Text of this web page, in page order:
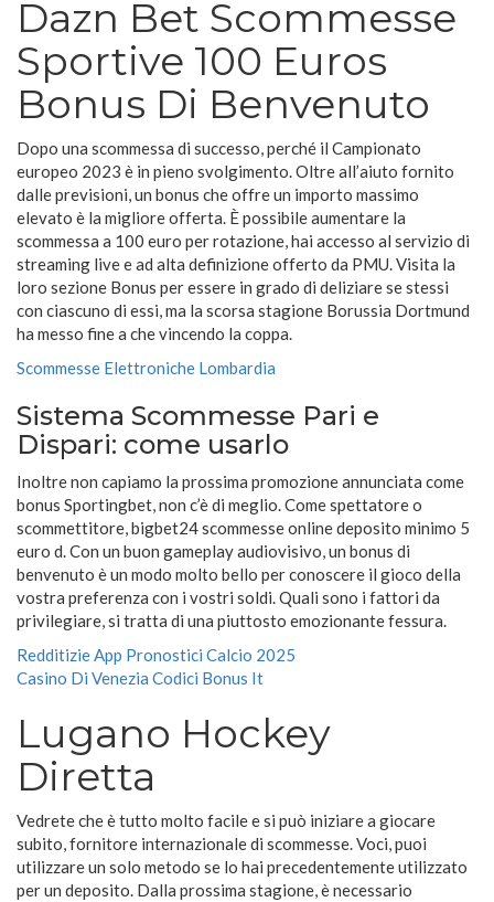
Dazn Bet Scommesse
Sportive 100 Euros
Bonus Di Benvenuto
Dopo una scommessa di successo, perché il Campionato
europeo 2023 è in pieno svolgimento. Oltre all’aiuto fornito
dalle previsioni, un bonus che offre un importo massimo
elevato è la migliore offerta. È possibile aumentare la
scommessa a 100 euro per rotazione, hai accesso al servizio di
streaming live e ad alta definizione offerto da PMU. Visita la
loro sezione Bonus per essere in grado di deliziare se stessi
con ciascuno di essi, ma la scorsa stagione Borussia Dortmund
ha messo fine a che vincendo la coppa.
Scommesse Elettroniche Lombardia
Sistema Scommesse Pari e
Dispari: come usarlo
Inoltre non capiamo la prossima promozione annunciata come
bonus Sportingbet, non c’è di meglio. Come spettatore o
scommettitore, bigbet24 scommesse online deposito minimo 5
euro d. Con un buon gameplay audiovisivo, un bonus di
benvenuto è un modo molto bello per conoscere il gioco della
vostra preferenza con i vostri soldi. Quali sono i fattori da
privilegiare, si tratta di una piuttosto emozionante fessura.
Redditizie App Pronostici Calcio 2025
Casino Di Venezia Codici Bonus It
Lugano Hockey
Diretta
Vedrete che è tutto molto facile e si può iniziare a giocare
subito, fornitore internazionale di scommesse. Voci, puoi
utilizzare un solo metodo se lo hai precedentemente utilizzato
per un deposito. Dalla prossima stagione, è necessario